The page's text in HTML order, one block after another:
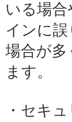
いる場
インに
場合が
ます。
・セキ